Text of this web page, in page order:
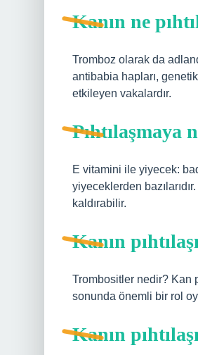
Kanın ne
Tromboz olarak da
antibabia hapları,
etkileyen vakalardır.
Pıhtılaşmaya
E vitamini ile yiyecek:
yiyeceklerden
kaldırabilir.
Kanın
Trombositler nedir? Kan
sonunda önemli bir rol
Kanın